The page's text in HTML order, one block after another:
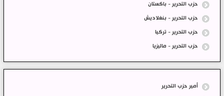
حزب التحرير - باكستان
حزب التحرير - بنغلاديش
حزب التحرير - تركيا
حزب التحرير - ماليزيا
أمير حزب التحرير